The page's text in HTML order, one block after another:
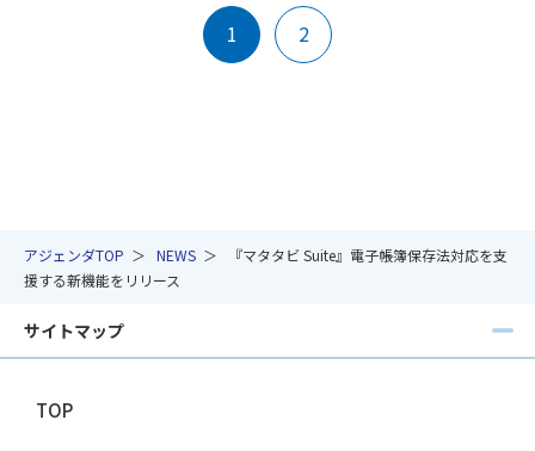
1 2
アジェンダTOP NEWS
『マタタビ Suite』電子帳簿保存法対応を支
援する新機能をリリース
サイトマップ
TOP